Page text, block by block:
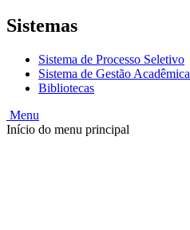
Sistemas
Sistema de Processo Seletivo
Sistema de Gestão Acadêmica
Bibliotecas
Menu
Início do menu principal